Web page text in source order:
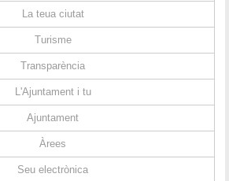
La teua ciutat
Turisme
Transparència
L'Ajuntament i tu
Ajuntament
Àrees
Seu electrònica